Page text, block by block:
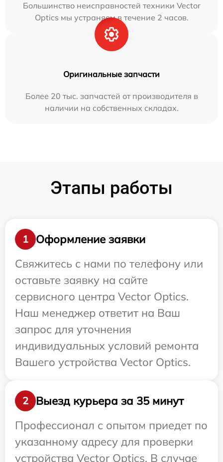
Большинство неисправностей техники Vector
Optics мы устраняем в течение 2 часов.
Оригинальные запчасти
Более 20 тыс. запчастей от производителя в
наличии на собственных складах.
Этапы работы
1
Оформление заявки
Свяжитесь с нами по телефону или
оставьте заявку на сайте
сервисного центра Vector Optics.
Наш менеджер ответит на Ваш
запрос для уточнения
индивидуальных условий ремонта
Вашего устройства Vector Optics.
2
Выезд курьера за 35 минут
Профессионал с опытом приедет по
указанному адресу для проверки
устройства Vector Optics. В случае